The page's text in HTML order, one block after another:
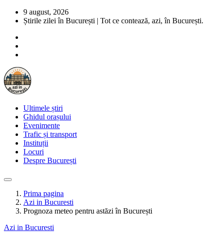
9 august, 2026
Știrile zilei în București | Tot ce contează, azi, în București.
Ultimele știri
Ghidul orașului
Evenimente
Trafic și transport
Instituții
Locuri
Despre București
Prima pagina
Azi in Bucuresti
Prognoza meteo pentru astăzi în București
Azi in Bucuresti